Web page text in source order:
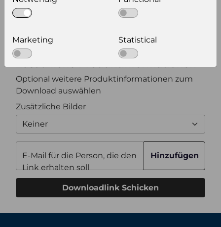
wählen Sie eine Auflösung für Ihr Bild aus
Zusätzliche Produktinformationen
Optional weitere Produktinformationen zum
Download auswählen
Zusätzliche Bilder
Keiner
E-Mail für die Person, die den
Link erhalten soll
Hinzufügen
Downloadlink Schicken
Marketing Statistical